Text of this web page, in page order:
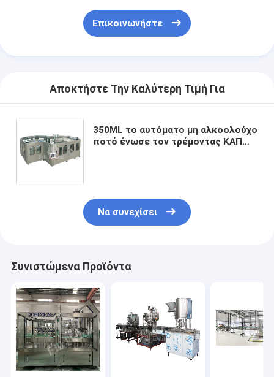
Επικοινωνήστε
Αποκτήστε Την Καλύτερη Τιμή Για
350ML το αυτόματο μη αλκοολούχο
ποτό ένωσε τον τρέμοντας ΚΑΠ
Να συνεχίσει
Συνιστώμενα Προϊόντα